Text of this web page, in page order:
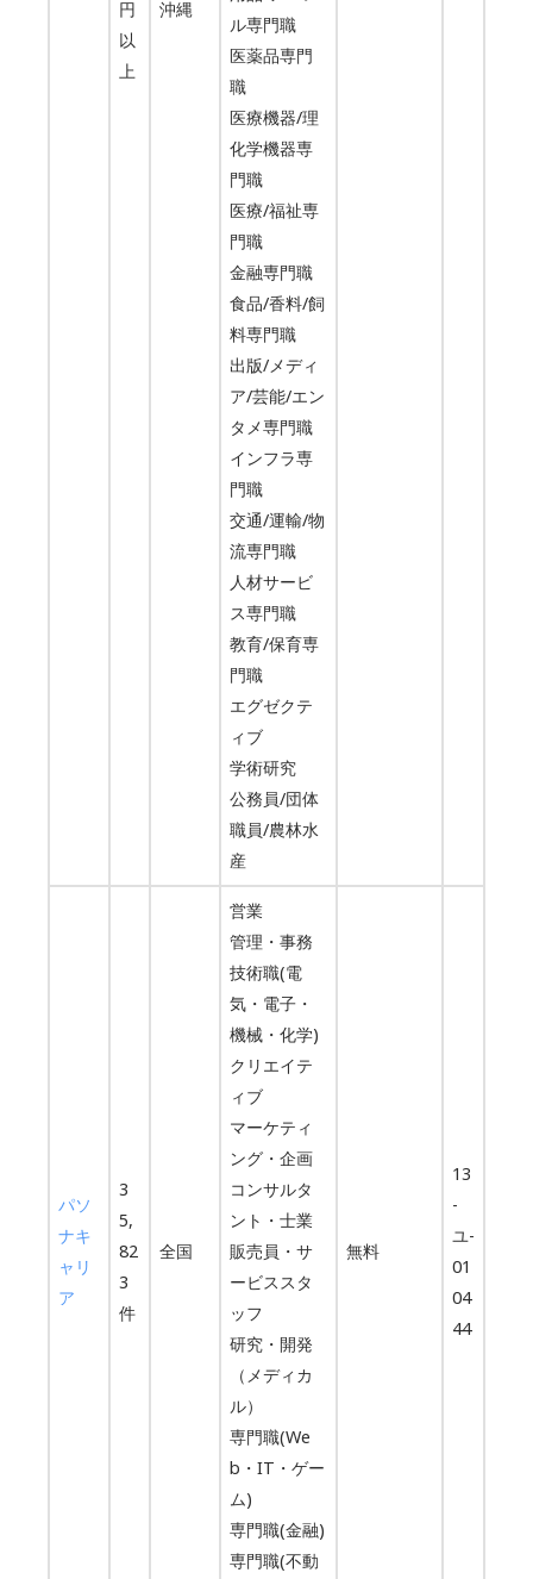
円
以
上
沖縄
ル専門職
医薬品専門
職
医療機器/理
化学機器専
門職
医療/福祉専
門職
金融専門職
食品/香料/飼
料専門職
出版/メディ
ア/芸能/エン
タメ専門職
インフラ専
門職
交通/運輸/物
流専門職
人材サービ
ス専門職
教育/保育専
門職
エグゼクテ
ィブ
学術研究
公務員/団体
職員/農林水
産
パソ
ナキ
ャリ
ア
3
5,
82
3
件
全国
営業
管理・事務
技術職(電
気・電子・
機械・化学)
クリエイテ
ィブ
マーケティ
ング・企画
コンサルタ
ント・士業
販売員・サ
ービススタ
ッフ
研究・開発
（メディカ
ル）
専門職(We
b・IT・ゲー
ム)
専門職(金融)
専門職(不動
無料
13
-
ユ-
01
04
44